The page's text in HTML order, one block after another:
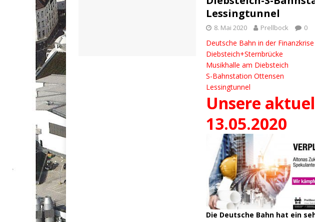
Lessingtunnel
8. Mai 2020 Prellbock 0
Deutsche Bahn in der Finanzkrise
Diebsteich+Sternbrücke
Musikhalle am Diebsteich
S-Bahnstation Ottensen
Lessingtunnel
Unsere
13.05.2020
Die Deutsche Bahn hat ein